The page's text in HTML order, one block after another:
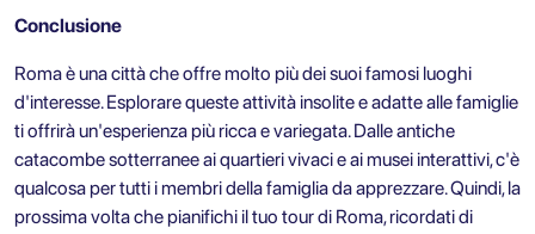
Conclusione
Roma è una città che offre molto più dei suoi famosi luoghi
d'interesse. Esplorare queste attività insolite e adatte alle famiglie
ti offrirà un'esperienza più ricca e variegata. Dalle antiche
catacombe sotterranee ai quartieri vivaci e ai musei interattivi, c'è
qualcosa per tutti i membri della famiglia da apprezzare. Quindi, la
prossima volta che pianifichi il tuo tour di Roma, ricordati di